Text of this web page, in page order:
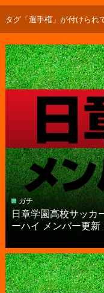
タグ「選手権」が付けられ
ガチ
日章学園高校サッカ
ーハイ メンバー更新